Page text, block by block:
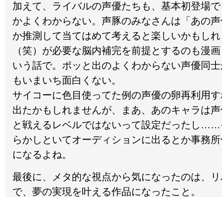
加えて、ライバルの声優たちも、基本初登場
かよくわからない。声豚のみなさんは「あの
か推測して当てはめて考えると楽しいかもし
（笑）が必要な脳内補完を前提とするのも漫
いう話で。ポッと出のよくわからない声優同
もいまいち面白くない。
サイコーに色目使ってた例の声優の卵再利用
出たかもしれませんが、まあ、あのキャラは
と戦えるレベルではないって設定だったし
らかしといてオーディションに出るとか事務
になるよね。
最後に、メタ的な視点から気になったのは、
で、夢の実現を叶える作品になったこと。